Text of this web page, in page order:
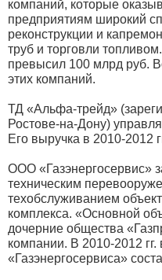
компаний, которые
предприятиям широкий
реконструкции и
труб и торговли
превысил 100 млрд руб.
этих компаний.
ТД «Альфа-трейд»
Ростове-на-Дону)
Его выручка в 2010-2012
ООО «Газэнергосервис»
техническим
техобслуживанием
комплекса. «Основной
дочерние общества
компании. В 2010-2012 гг.
«Газэнергосервиса»